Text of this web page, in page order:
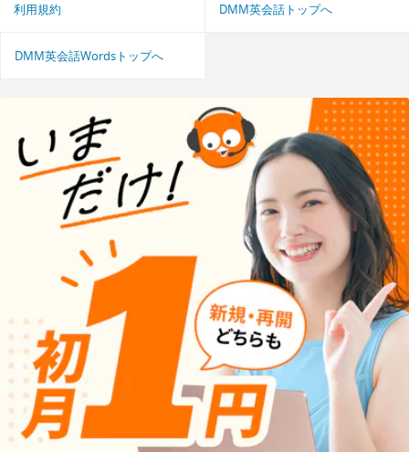
利用規約 DMM英会話トップへ
DMM英会話Wordsトップへ